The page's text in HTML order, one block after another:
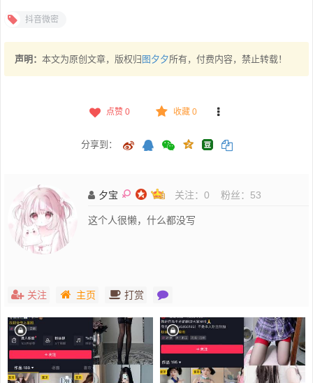
抖音微密
声明： 本文为原创文章，版权归 图夕夕所有，付费内容，禁止转载！
点赞 0 收藏 0
分享到：
夕宝 关注： 0 粉丝： 53
这个人很懒，什么都没写
关注 主页 打赏